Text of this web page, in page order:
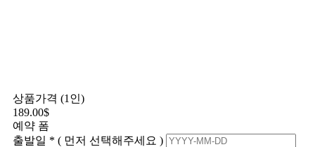
상품가격 (1인)
189.00$
예약 폼
출발일 * ( 먼저 선택해주세요 )